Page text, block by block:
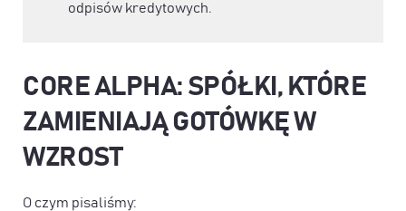
odpisów kredytowych.
CORE ALPHA: SPÓŁKI, KTÓRE
ZAMIENIAJĄ GOTÓWKĘ W
WZROST
O czym pisaliśmy: